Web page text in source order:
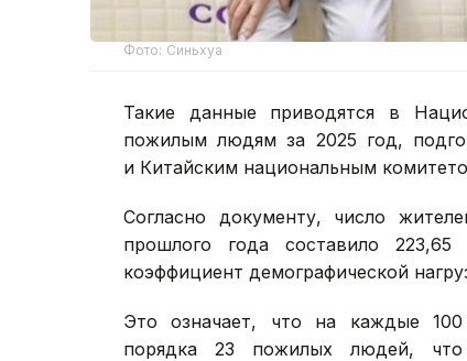
Фото: Синьхуа
Такие данные приводятся в
пожилым людям за 2025 год,
и Китайским национальным
Согласно документу, число
прошлого года составило
коэффициент демографической
Это означает, что на каждые 100
порядка 23 пожилых людей, что